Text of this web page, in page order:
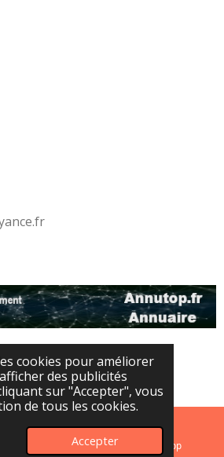
cookies pour améliorer
des publicités
sur "Accepter", vous
de tous les cookies.
Accepter
de l'au-delà
WhatsApp